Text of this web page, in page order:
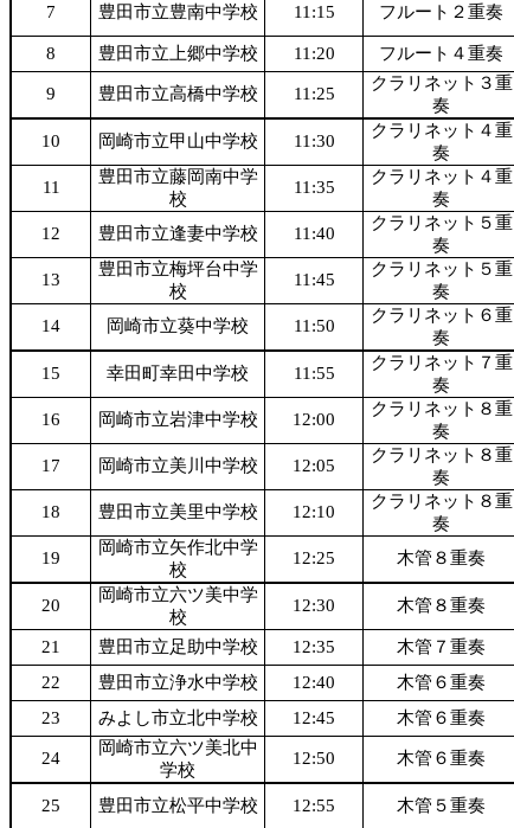
7 豊田市立豊南中学校 11:15 フルート２重奏
8 豊田市立上郷中学校 11:20 フルート４重奏
9 豊田市立高橋中学校 11:25
クラリネット３重
奏
10 岡崎市立甲山中学校 11:30
クラリネット４重
奏
11
豊田市立藤岡南中学
校
11:35
クラリネット４重
奏
12 豊田市立逢妻中学校 11:40
クラリネット５重
奏
13
豊田市立梅坪台中学
校
11:45
クラリネット５重
奏
14 岡崎市立葵中学校 11:50
クラリネット６重
奏
15 幸田町幸田中学校 11:55
クラリネット７重
奏
16 岡崎市立岩津中学校 12:00
クラリネット８重
奏
17 岡崎市立美川中学校 12:05
クラリネット８重
奏
18 豊田市立美里中学校 12:10
クラリネット８重
奏
19
岡崎市立矢作北中学
校
12:25 木管８重奏
20
岡崎市立六ツ美中学
校
12:30 木管８重奏
21 豊田市立足助中学校 12:35 木管７重奏
22
豊田市立浄水中学校 12:40 木管６重奏
23
みよし市立北中学校 12:45 木管６重奏
24
岡崎市立六ツ美北中
学校
12:50 木管６重奏
25 豊田市立松平中学校 12:55 木管５重奏